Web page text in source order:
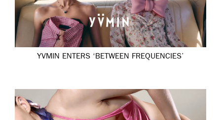
YVMIN ENTERS ‘BETWEEN FREQUENCIES’